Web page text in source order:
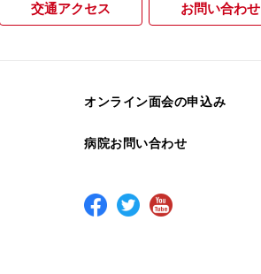
交通アクセス お問い合わせ
オンライン面会の申込み
病院お問い合わせ